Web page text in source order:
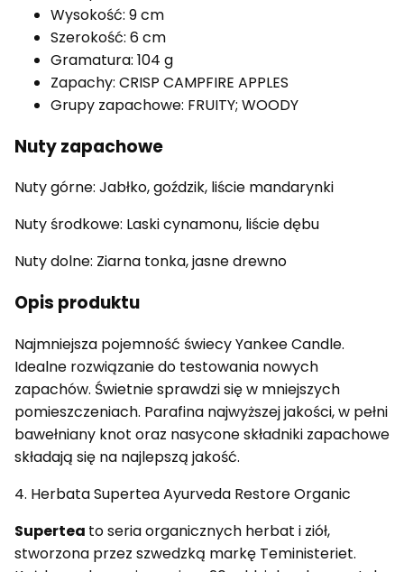
Wysokość: 9 cm
Szerokość: 6 cm
Gramatura: 104 g
Zapachy: CRISP CAMPFIRE APPLES
Grupy zapachowe: FRUITY; WOODY
Nuty zapachowe
Nuty górne: Jabłko, goździk, liście mandarynki
Nuty środkowe: Laski cynamonu, liście dębu
Nuty dolne: Ziarna tonka, jasne drewno
Opis produktu
Najmniejsza pojemność świecy Yankee Candle.
Idealne rozwiązanie do testowania nowych
zapachów. Świetnie sprawdzi się w mniejszych
pomieszczeniach. Parafina najwyższej jakości, w pełni
bawełniany knot oraz nasycone składniki zapachowe
składają się na najlepszą jakość.
4. Herbata Supertea Ayurveda Restore Organic
Supertea to seria organicznych herbat i ziół,
stworzona przez szwedzką markę Teministeriet.